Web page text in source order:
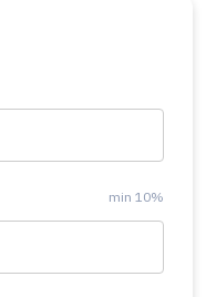
min 10%